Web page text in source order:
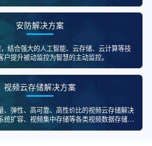
安防解决方案
结合强大的人工智能、云存储、云计算等技
户提升被动监控为智慧的主动监控。
视频云存储解决方案
、弹性、高可靠、高性价比的视频云存储解决
统扩容、视频集中存储等各类视频数据存储场